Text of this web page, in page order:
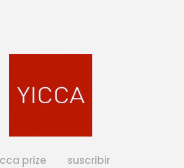
prize suscribir